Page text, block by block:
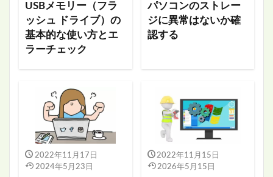
USBメモリー（フラ
ッシュ ドライブ）の
基本的な使い方とエ
ラーチェック
パソコンのストレー
ジに異常はないか確
認する
2022年11月17日
2024年5月23日
2022年11月15日
2026年5月15日